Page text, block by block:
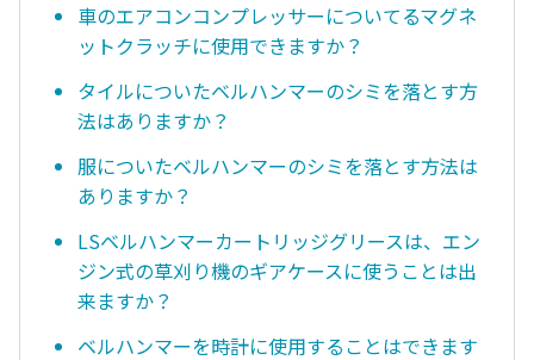
車のエアコンコンプレッサーについてるマグネ
ットクラッチに使用できますか？
タイルについたベルハンマーのシミを落とす方
法はありますか？
服についたベルハンマーのシミを落とす方法は
ありますか？
LSベルハンマーカートリッジグリースは、エン
ジン式の草刈り機のギアケースに使うことは出
来ますか？
ベルハンマーを時計に使用することはできます